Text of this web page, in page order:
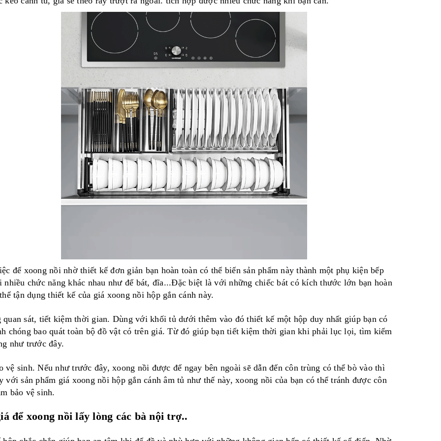
để xoong nồi nhờ thiết kế đơn giản bạn hoàn toàn có thể biến sản phẩm này thành một phụ kiện bếp
nhiều chức năng khác nhau như để bát, đĩa...Đặc biệt là với những chiếc bát có kích thước lớn bạn hoàn
tận dụng thiết kế của giá xoong nồi hộp gắn cánh này.
quan sát, tiết kiệm thời gian. Dùng với khối tủ dưới thêm vào đó thiết kế một hộp duy nhất giúp bạn có
chóng bao quát toàn bộ đồ vật có trên giá. Từ đó giúp bạn tiết kiệm thời gian khi phải lục lọi, tìm kiếm
như trước đây.
vệ sinh. Nếu như trước đây, xoong nồi được để ngay bên ngoài sẽ dẫn đến côn trùng có thể bò vào thì
với sản phẩm giá xoong nồi hộpgắn cánh âm tủ như thế này, xoong nồi của bạn có thể tránh được côn
bảo vệ sinh.
để xoong nồi lấy lòng các bà nội trợ..